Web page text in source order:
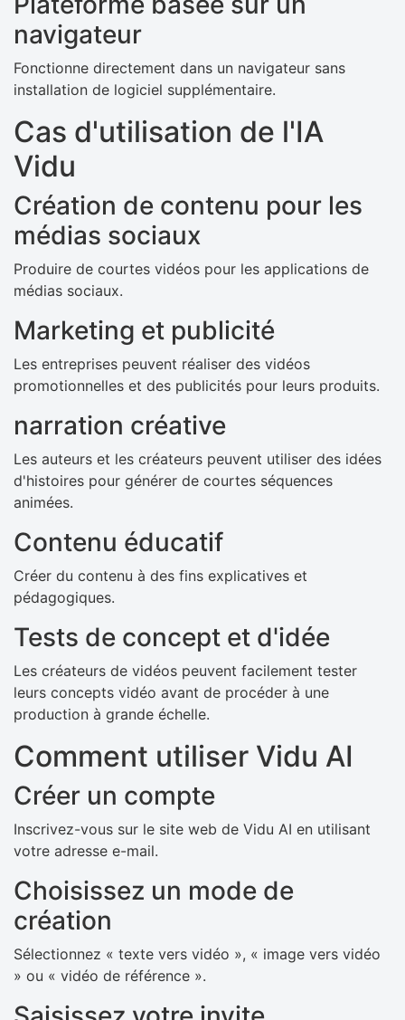
navigateur
Fonctionne directement dans un navigateur sans
installation de logiciel supplémentaire.
Cas d'utilisation de l'IA
Vidu
Création de contenu pour les
médias sociaux
Produire de courtes vidéos pour les applications de
médias sociaux.
Marketing et publicité
Les entreprises peuvent réaliser des vidéos
promotionnelles et des publicités pour leurs produits.
narration créative
Les auteurs et les créateurs peuvent utiliser des idées
d'histoires pour générer de courtes séquences
animées.
Contenu éducatif
Créer du contenu à des fins explicatives et
pédagogiques.
Tests de concept et d'idée
Les créateurs de vidéos peuvent facilement tester
leurs concepts vidéo avant de procéder à une
production à grande échelle.
Comment utiliser Vidu AI
Créer un compte
Inscrivez-vous sur le site web de Vidu AI en utilisant
votre adresse e-mail.
Choisissez un mode de
création
Sélectionnez « texte vers vidéo », « image vers vidéo
» ou « vidéo de référence ».